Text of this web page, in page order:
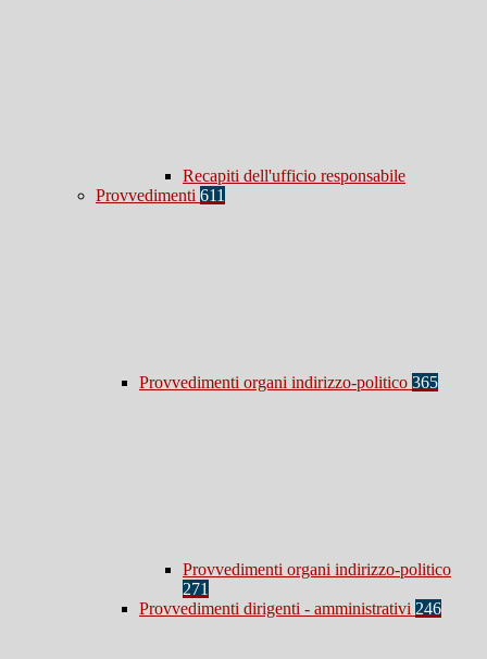
Recapiti dell'ufficio responsabile
Provvedimenti 611
Provvedimenti organi indirizzo-politico 365
Provvedimenti organi indirizzo-politico
271
Provvedimenti dirigenti - amministrativi 246